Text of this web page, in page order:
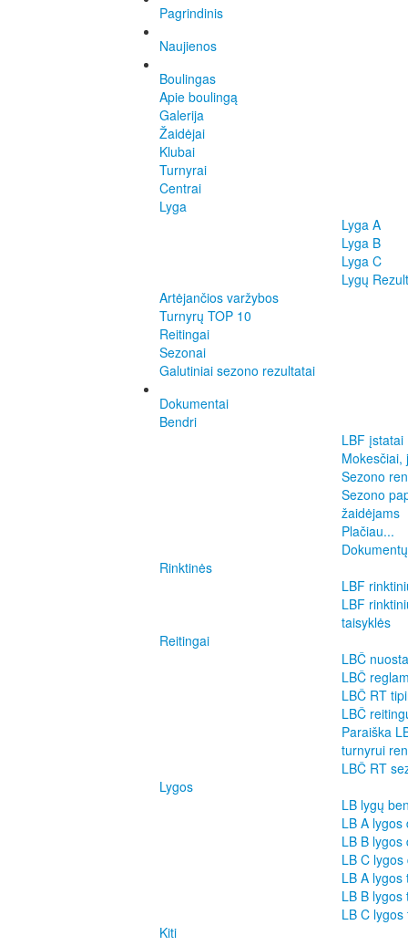
Pagrindinis
Naujienos
Boulingas
Apie boulingą
Galerija
Žaidėjai
Klubai
Turnyrai
Centrai
Lyga
Lyga A
Lyga B
Lyga C
Lygų
Artėjančios varžybos
Turnyrų TOP 10
Reitingai
Sezonai
Galutiniai sezono rezultatai
Dokumentai
Bendri
LBF įstatai
Mokesčiai,
Sezono
Sezono
žaidėjams
Plačiau...
Rinktinės
LBF
LBF
taisyklės
Reitingai
LBČ
LBČ
LBČ RT
LBČ
Paraiška
turnyrui
LBČ RT
Lygos
LB lygų
LB A lygos
LB B lygos
LB C
LB A lygos
LB B lygos
LB C
Kiti